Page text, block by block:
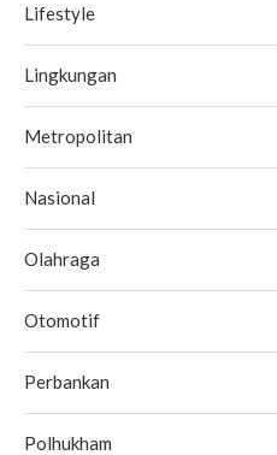
Lifestyle
Lingkungan
Metropolitan
Nasional
Olahraga
Otomotif
Perbankan
Polhukham